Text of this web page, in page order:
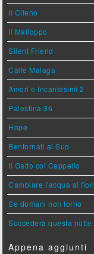
Il Cileno
Il Malloppo
Silent Friend
Calle Malaga
Amori e Incantesimi 2
Palestina 36
Hope
Bentornati al Sud
Il Gatto col Cappello
Cambiare l'acqua ai fiori
Se domani non torno
Succederà questa notte
Appena aggiunti